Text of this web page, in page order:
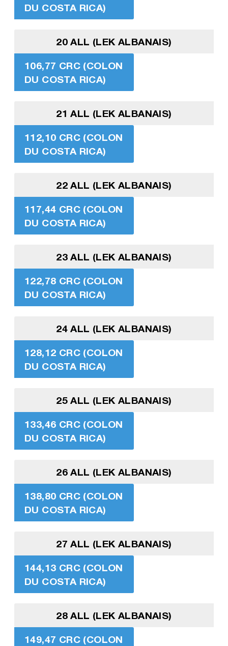
DU COSTA RICA)
20 ALL (LEK ALBANAIS)
106,77 CRC (COLON
DU COSTA RICA)
21 ALL (LEK ALBANAIS)
112,10 CRC (COLON
DU COSTA RICA)
22 ALL (LEK ALBANAIS)
117,44 CRC (COLON
DU COSTA RICA)
23 ALL (LEK ALBANAIS)
122,78 CRC (COLON
DU COSTA RICA)
24 ALL (LEK ALBANAIS)
128,12 CRC (COLON
DU COSTA RICA)
25 ALL (LEK ALBANAIS)
133,46 CRC (COLON
DU COSTA RICA)
26 ALL (LEK ALBANAIS)
138,80 CRC (COLON
DU COSTA RICA)
27 ALL (LEK ALBANAIS)
144,13 CRC (COLON
DU COSTA RICA)
28 ALL (LEK ALBANAIS)
149,47 CRC (COLON